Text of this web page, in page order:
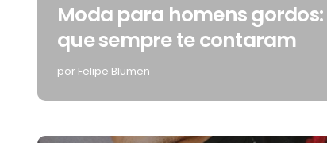
Moda para homens
que sempre te contaram
por Felipe Blumen